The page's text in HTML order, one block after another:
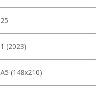
25
1 (2023)
A5 (148x210)